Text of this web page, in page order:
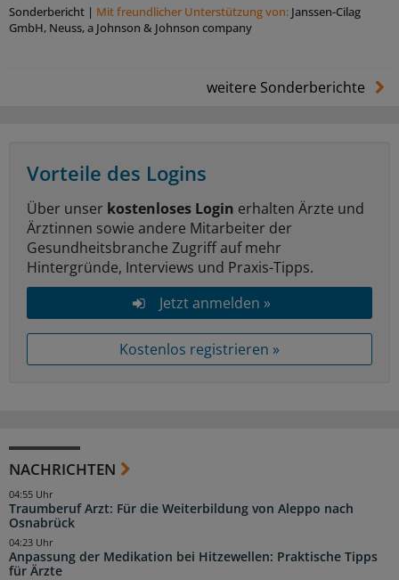
Sonderbericht | Mit freundlicher Unterstützung von: Janssen-Cilag
GmbH, Neuss, a Johnson & Johnson company
weitere Sonderberichte
Vorteile des Logins
Über unser kostenloses Login erhalten Ärzte und
Ärztinnen sowie andere Mitarbeiter der
Gesundheitsbranche Zugriff auf mehr
Hintergründe, Interviews und Praxis-Tipps.
Jetzt anmelden »
Kostenlos registrieren »
NACHRICHTEN
Traumberuf Arzt: Für die Weiterbildung von Aleppo nach
Osnabrück
04:55 Uhr
Anpassung der Medikation bei Hitzewellen: Praktische Tipps
für Ärzte
04:23 Uhr